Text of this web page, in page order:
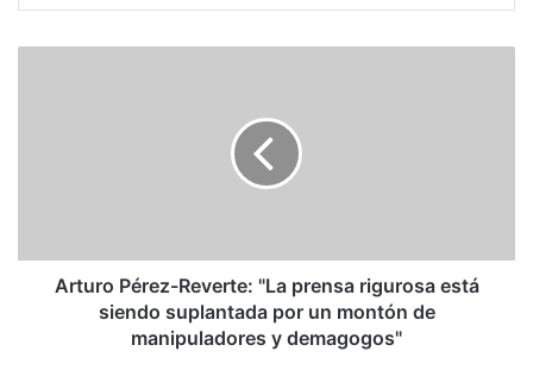
suplantada
Arturo Pérez-Reverte: "La prensa rigurosa está
siendo suplantada por un montón de
manipuladores y demagogos"